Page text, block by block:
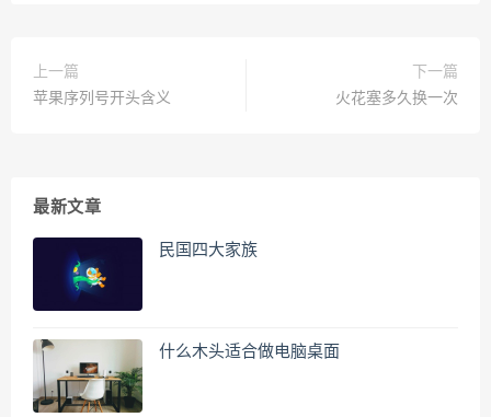
上一篇
苹果序列号开头含义
下一篇
火花塞多久换一次
最新文章
民国四大家族
什么木头适合做电脑桌面